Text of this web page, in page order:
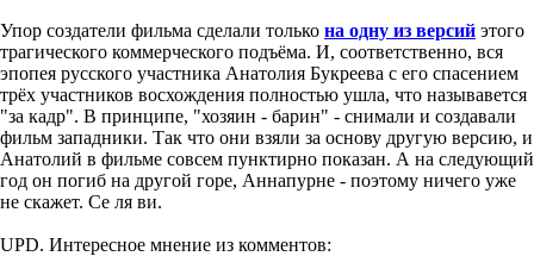
Упор создатели фильма сделали только на одну из версий этого
трагического коммерческого подъёма. И, соответственно, вся
эпопея русского участника Анатолия Букреева с его спасением
трёх участников восхождения полностью ушла, что называвется
"за кадр". В принципе, "хозяин - барин" - снимали и создавали
фильм западники. Так что они взяли за основу другую версию, и
Анатолий в фильме совсем пунктирно показан. А на следующий
год он погиб на другой горе, Аннапурне - поэтому ничего уже
не скажет. Се ля ви.
UPD. Интересное мнение из комментов: